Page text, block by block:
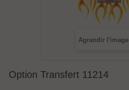
Agrandir l'image
Option Transfert 11214